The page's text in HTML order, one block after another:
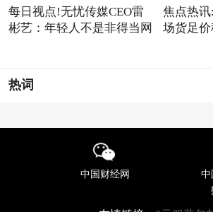
每日视点!无忧传媒CEO雷
彬艺：年轻人不是非得当网
焦点热
场货足价
热词
中国财经网
中